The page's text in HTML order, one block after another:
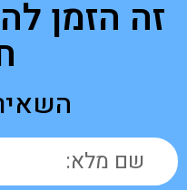
זה הזמן